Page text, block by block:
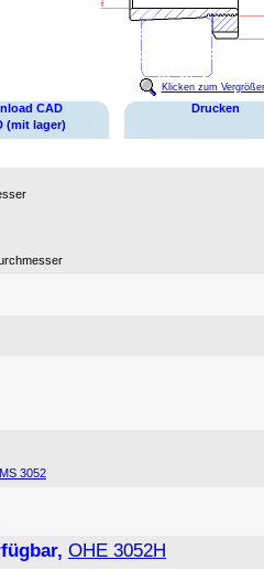
Klicken zum
CAD
(mit lager)
Drucken
3052
OHE 3052H